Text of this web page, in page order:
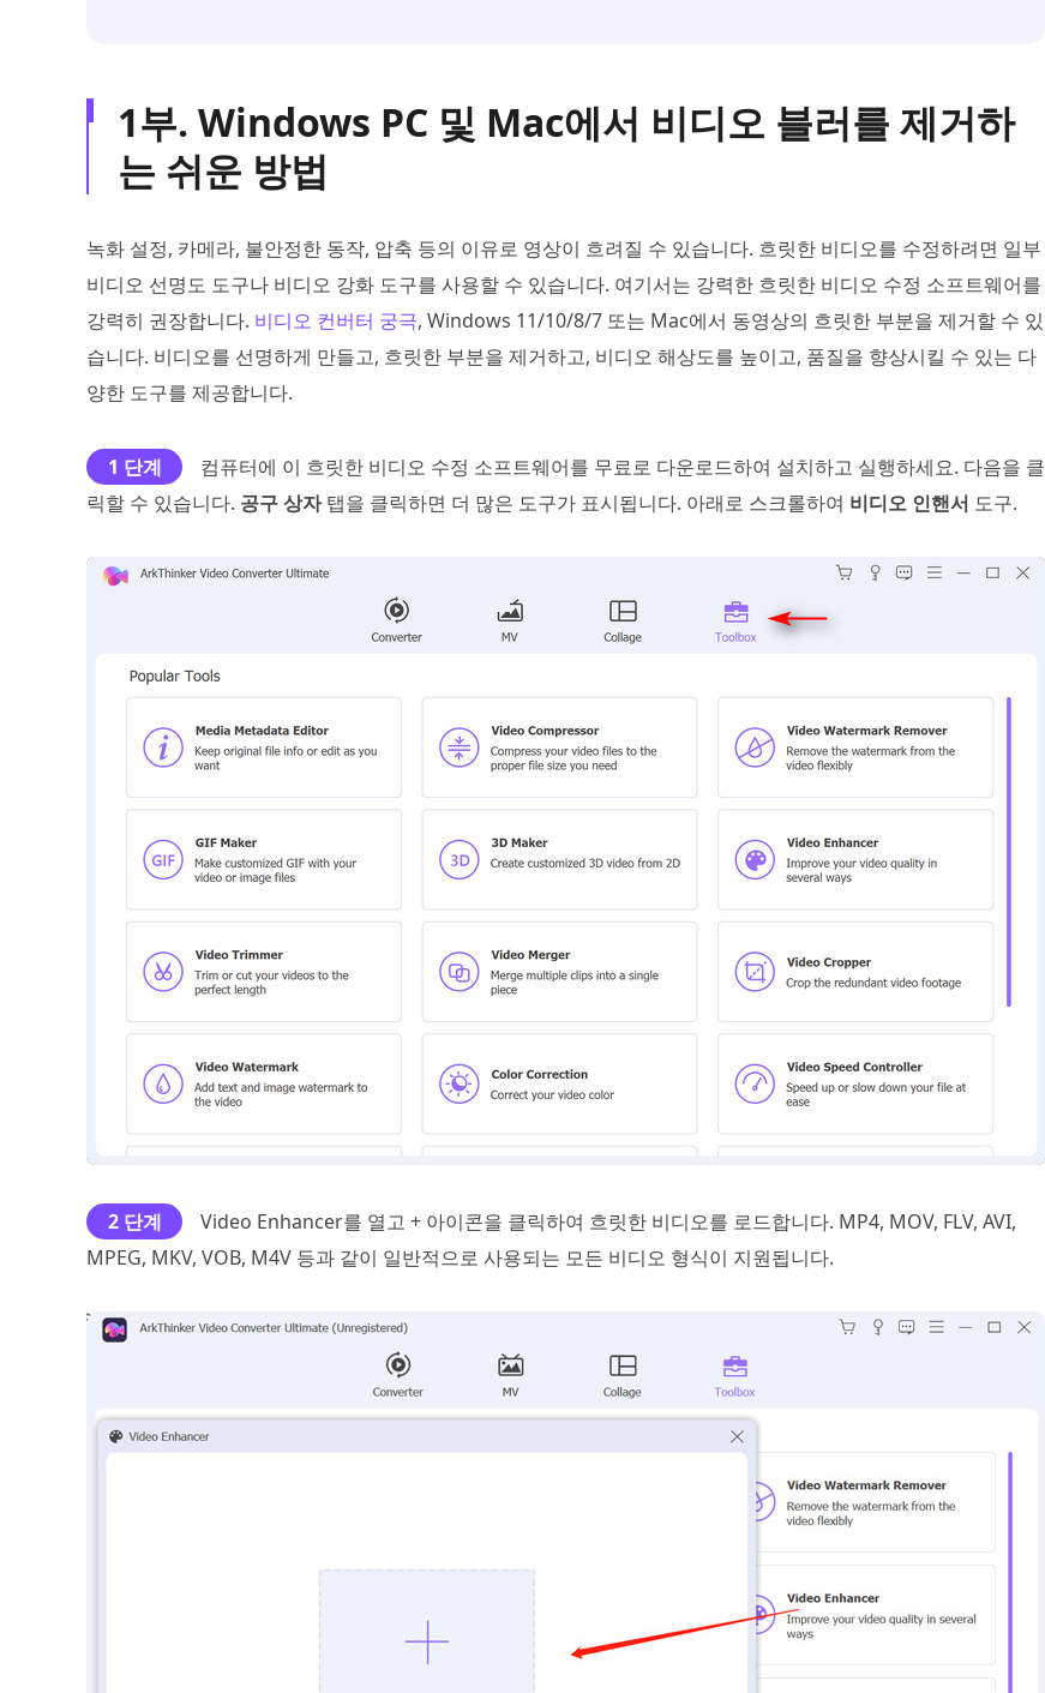
1부. Windows PC 및 Mac에서 비디오 블러를 제거하
는 쉬운 방법
녹화 설정, 카메라, 불안정한 동작, 압축 등의 이유로 영상이 흐려질 수 있습니다. 흐릿한 비디오를 수정하려면 일부
비디오 선명도 도구나 비디오 강화 도구를 사용할 수 있습니다. 여기서는 강력한 흐릿한 비디오 수정 소프트웨어를
강력히 권장합니다. 비디오 컨버터 궁극, Windows 11/10/8/7 또는 Mac에서 동영상의 흐릿한 부분을 제거할 수 있
습니다. 비디오를 선명하게 만들고, 흐릿한 부분을 제거하고, 비디오 해상도를 높이고, 품질을 향상시킬 수 있는 다
양한 도구를 제공합니다.
1 단계
컴퓨터에 이 흐릿한 비디오 수정 소프트웨어를 무료로 다운로드하여 설치하고 실행하세요. 다음을 클
릭할 수 있습니다. 공구 상자탭을 클릭하면 더 많은 도구가 표시됩니다. 아래로 스크롤하여 비디오 인핸서 도구.
2 단계
Video Enhancer를 열고 + 아이콘을 클릭하여 흐릿한 비디오를 로드합니다. MP4, MOV, FLV, AVI,
MPEG, MKV, VOB, M4V 등과 같이 일반적으로 사용되는 모든 비디오 형식이 지원됩니다.